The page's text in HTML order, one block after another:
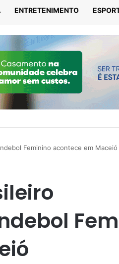
ENTRETENIMENTO
Feminino acontece em Maceió